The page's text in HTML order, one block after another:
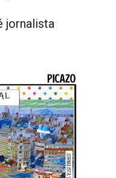
jornalista